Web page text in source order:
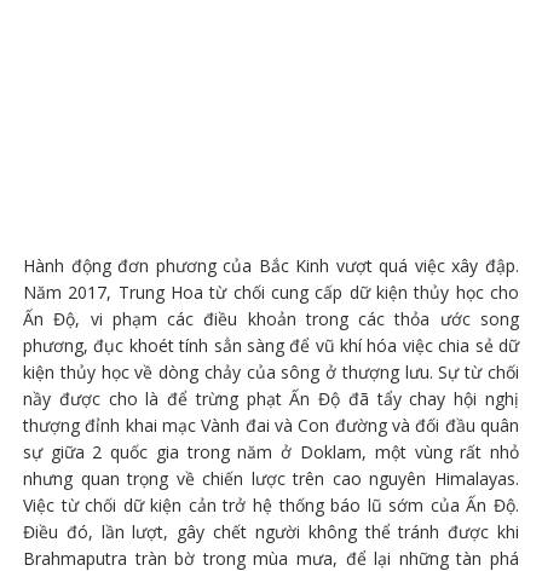
Hành động đơn phương của Bắc Kinh vượt quá việc xây đập.
Năm 2017, Trung Hoa từ chối cung cấp dữ kiện thủy học cho
Ấn Độ, vi phạm các điều khoản trong các thỏa ước song
phương, đục khoét tính sẳn sàng để vũ khí hóa việc chia sẻ dữ
kiện thủy học về dòng chảy của sông ở thượng lưu. Sự từ chối
nầy được cho là để trừng phạt Ấn Độ đã tẩy chay hội nghị
thượng đỉnh khai mạc Vành đai và Con đường và đối đầu quân
sự giữa 2 quốc gia trong năm ở Doklam, một vùng rất nhỏ
nhưng quan trọng về chiến lược trên cao nguyên Himalayas.
Việc từ chối dữ kiện cản trở hệ thống báo lũ sớm của Ấn Độ.
Điều đó, lần lượt, gây chết người không thể tránh được khi
Brahmaputra tràn bờ trong mùa mưa, để lại những tàn phá